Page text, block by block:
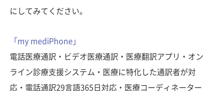
にしてみてください。
「my mediPhone」
電話医療通訳・ビデオ医療通訳・医療翻訳アプリ・オン
ライン診療支援システム・医療に特化した通訳者が対
応・電話通訳29言語365日対応・医療コーディネーター